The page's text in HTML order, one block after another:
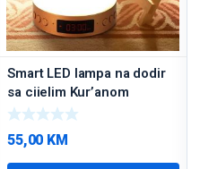
Smart LED lampa na dodir
sa cijelim Kur’anom
55,00 KM